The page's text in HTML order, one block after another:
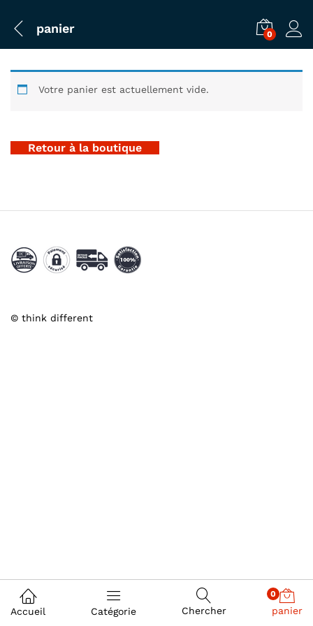
panier 0
Votre panier est actuellement vide.
Retour à la boutique
© think different
Accueil Catégorie Chercher
0
panier